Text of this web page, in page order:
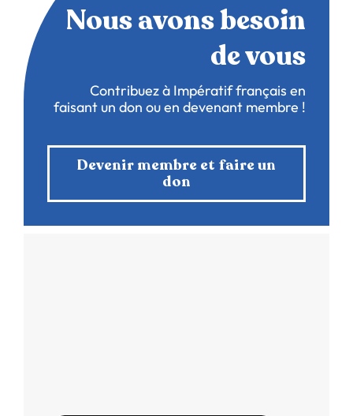
Nous avons besoin
de vous
Contribuez à Impératif français en
faisant un don ou en devenant membre !
Devenir membre et faire un
don